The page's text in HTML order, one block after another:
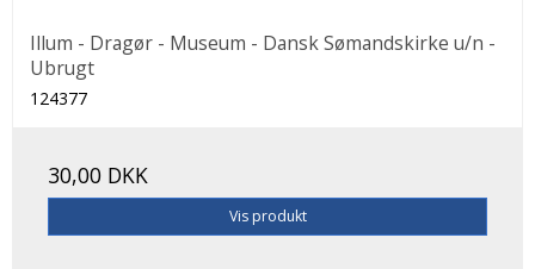
Illum - Dragør - Museum - Dansk Sømandskirke u/n -
Ubrugt
124377
30,00 DKK
Vis produkt